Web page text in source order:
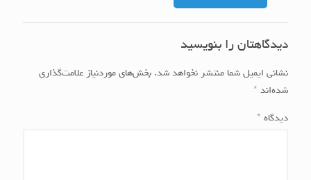
دیدگاهتان را بنویسید
نشانی ایمیل شما منتشر نخواهد شد. بخش‌های موردنیاز علامت‌گذاری
شده‌اند *
دیدگاه *